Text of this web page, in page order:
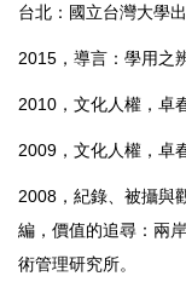
台北：國立台灣大學出
2015，導言：學用之
2010，文化人權，卓
2009，文化人權，卓
2008，紀錄、被攝與
編，價值的追尋：兩
術管理研究所。